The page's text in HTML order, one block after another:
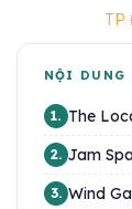
TP
NỘI DUNG
1. The
2. Jam
3. Wind